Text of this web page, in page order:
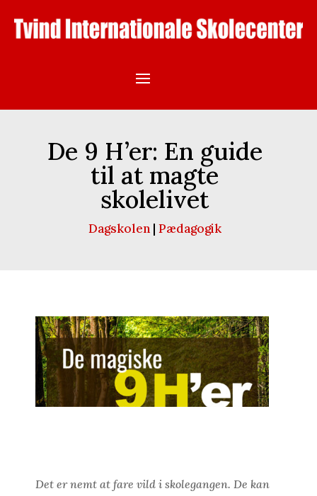
De 9 H’er: En guide
til at magte
skolelivet
Dagskolen| Pædagogik
Det er nemt at fare vild i skolegangen. De kan